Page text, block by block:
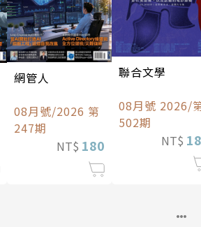
網管人
08月號/2026 第
247期
NT$ 180
聯合文學
08月號 2026/
502期
NT$